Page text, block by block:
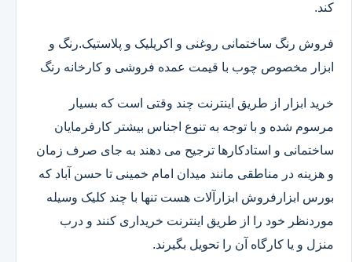
کند.
فروش رنگ ساختمانی روغنی و اکریلیک و پلاستیک.رنگ و
ابزار مخصوص چوب با قیمت عمده فروشی و کارخانه رنگ
خرید ابزار از طریق اینترنت چند وقتی است که بسیار
مرسوم شده و با توجه به تنوع اجناس بیشتر کارفرمایان
ساختمانی و استادکارها ترجیح می دهند به جای صرف زمان
و هزینه در مناطقی مانند میدان امام خمینی تا حسن آباد که
بورس ابزارفروش ابزارآلات هست تنها با چند کلیک وسیله
موردنظر خود را از طریق اینترنت خریداری کنند و درب
منزل و یا کارگاه آن را تحویل بگیرند.